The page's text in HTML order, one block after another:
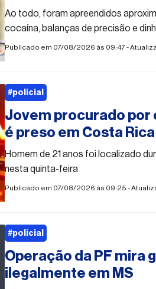
Ao todo, foram apreendidos
cocaína, balanças de precisão e
Publicado em 07/08/2026 às 09:47 -
Jovem procurado por
é preso em Costa Rica
Homem de 21 anos foi localizado
nesta quinta-feira
Publicado em 07/08/2026 às 09:25 -
#policial
Operação da PF mira
ilegalmente em MS
#policial